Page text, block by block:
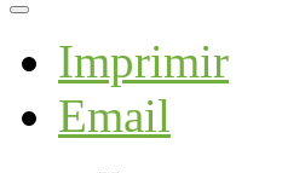
Imprimir
Email